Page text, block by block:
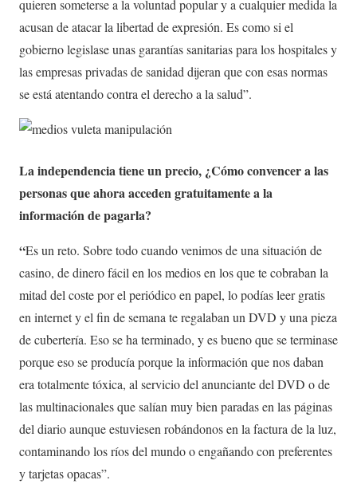
quieren someterse a la voluntad popular y a cualquier medida la
acusan de atacar la libertad de expresión. Es como si el
gobierno legislase unas garantías sanitarias para los hospitales y
las empresas privadas de sanidad dijeran que con esas normas
se está atentando contra el derecho a la salud”.
La independencia tiene un precio, ¿Cómo convencer a las
personas que ahora acceden gratuitamente a la
información de pagarla?
“Es un reto. Sobre todo cuando venimos de una situación de
casino, de dinero fácil en los medios en los que te cobraban la
mitad del coste por el periódico en papel, lo podías leer gratis
en internet y el fin de semana te regalaban un DVD y una pieza
de cubertería. Eso se ha terminado, y es bueno que se terminase
porque eso se producía porque la información que nos daban
era totalmente tóxica, al servicio del anunciante del DVD o de
las multinacionales que salían muy bien paradas en las páginas
del diario aunque estuviesen robándonos en la factura de la luz,
contaminando los ríos del mundo o engañando con preferentes
y tarjetas opacas”.